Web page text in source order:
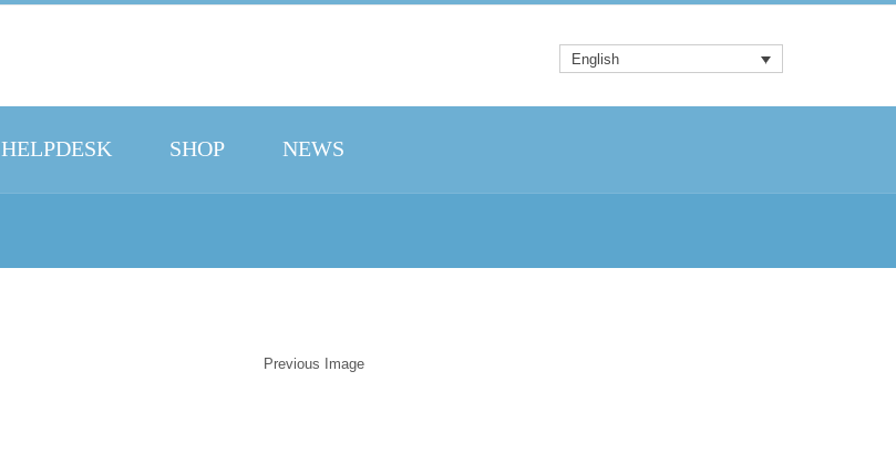
English
HELPDESK SHOP NEWS
Previous Image